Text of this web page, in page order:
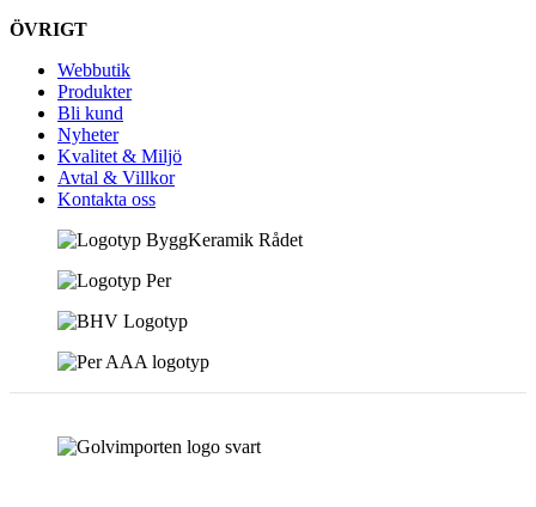
ÖVRIGT
Webbutik
Produkter
Bli kund
Nyheter
Kvalitet & Miljö
Avtal & Villkor
Kontakta oss